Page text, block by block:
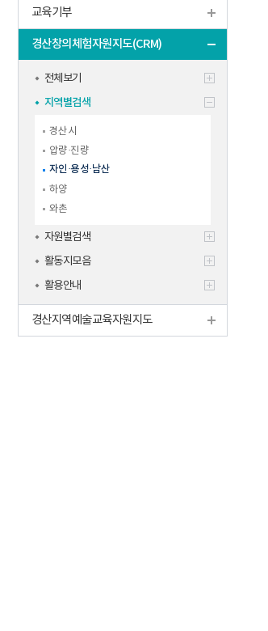
교육기부
경산창의체험자원지도(CRM)
전체보기
지역별검색
경산시
압량·진량
자인·용성·남산
하양
와촌
자원별검색
활동지모음
활용안내
경산지역예술교육자원지도